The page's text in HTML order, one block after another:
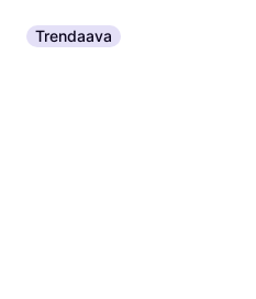
Trendaava